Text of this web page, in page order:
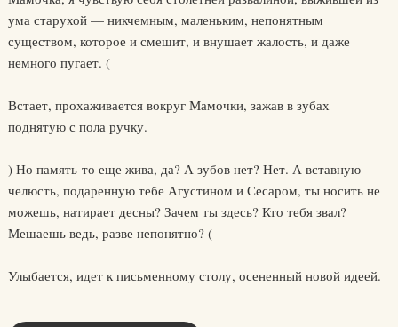
ума старухой — никчемным, маленьким, непонятным
существом, которое и смешит, и внушает жалость, и даже
немного пугает. (
Встает, прохаживается вокруг Мамочки, зажав в зубах
поднятую с пола ручку.
) Но память-то еще жива, да? А зубов нет? Нет. А вставную
челюсть, подаренную тебе Агустином и Сесаром, ты носить не
можешь, натирает десны? Зачем ты здесь? Кто тебя звал?
Мешаешь ведь, разве непонятно? (
Улыбается, идет к письменному столу, осененный новой идеей.